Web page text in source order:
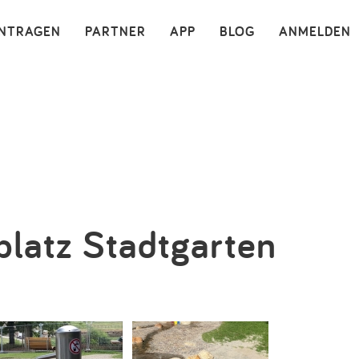
ANMELDEN
BLOG
APP
PARTNER ×
Stadtgarten